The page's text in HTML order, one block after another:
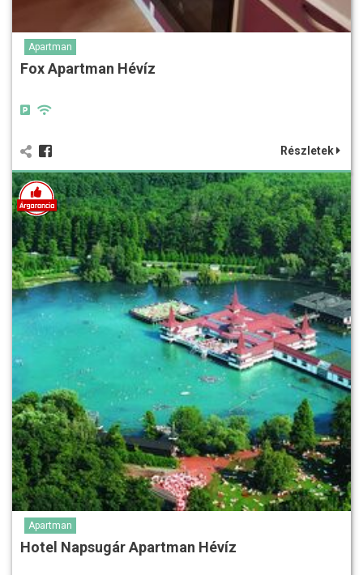
Apartman
Fox Apartman Hévíz
Részletek
Apartman
Hotel Napsugár Apartman Hévíz